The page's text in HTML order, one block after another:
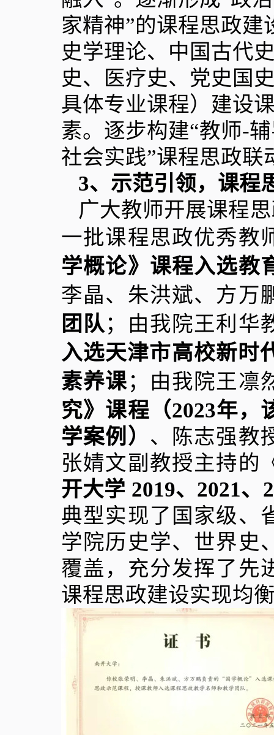
家精神”的课程思政
史学理论、中国古代
史、医疗史、党史国
具体专业课程）建设
素。逐步构建“教师-
社会实践”课程思政联
3、示范引领，课程
广大教师开展课程
一批课程思政优秀教
学概论》课程入选教
李晶、朱洪斌、方万
团队 ；由我院王利华
入选天津市高校新时
素养课；由我院王凛
究》课程（2023年，
学案例） 、陈志强教
张婧文副教授主持的
开大学 2019、 2021、
典型实现了国家级、
学院历史学、世界史
覆盖，充分发挥了先
课程思政建设实现均